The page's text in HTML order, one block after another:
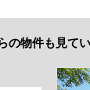
の物件も見てい